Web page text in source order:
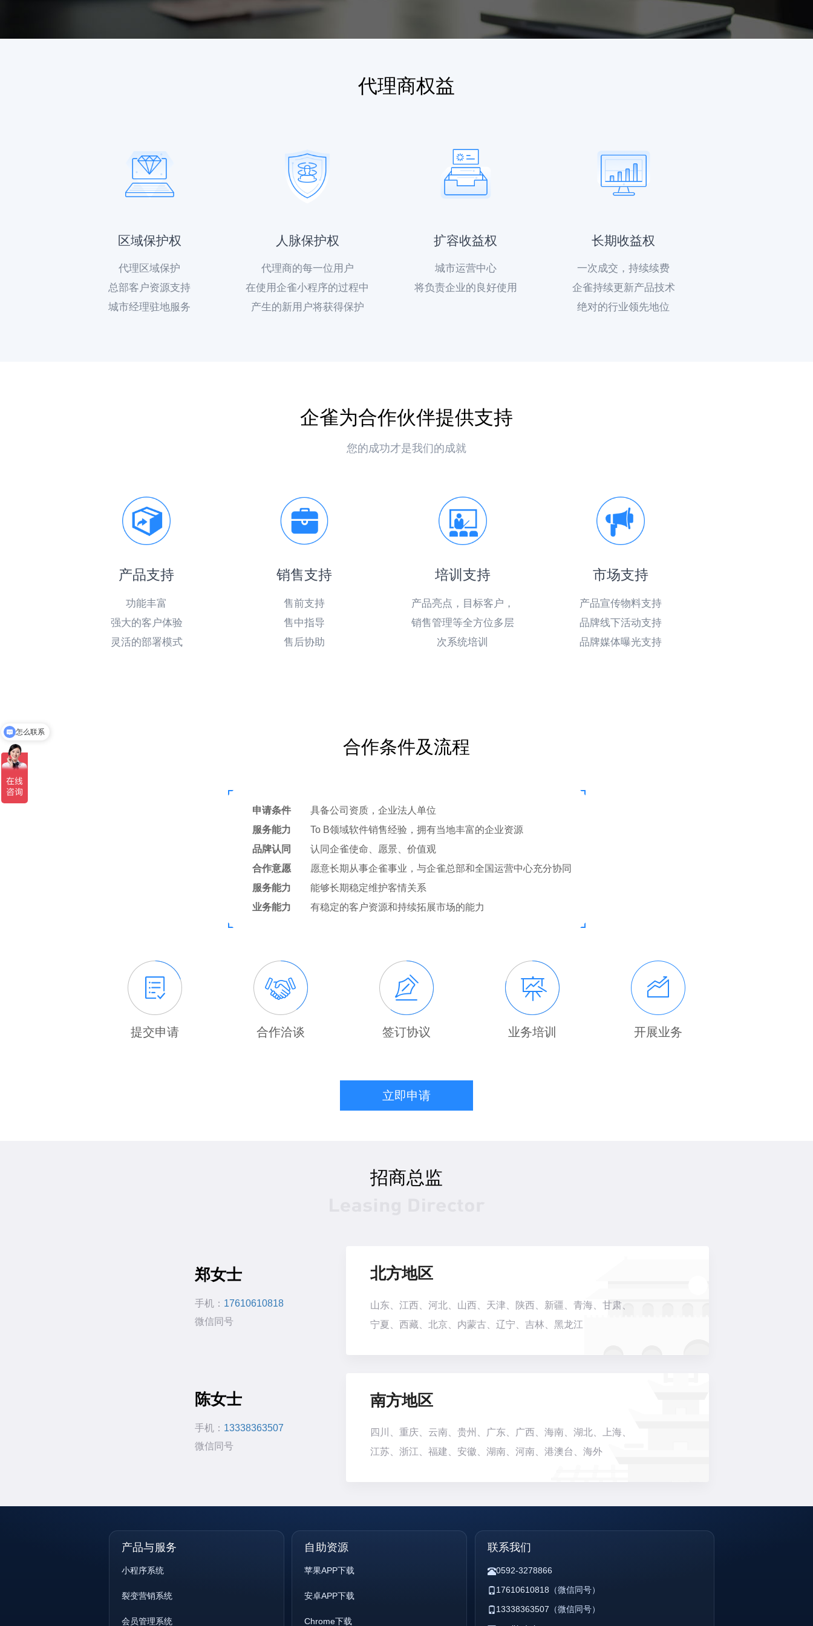
代理商权益
区域保护权
代理区域保护
总部客户资源支持
城市经理驻地服务
人脉保护权
代理商的每一位用户
在使用企雀小程序的过程中
产生的新用户将获得保护
扩容收益权
城市运营中心
将负责企业的良好使用
长期收益权
一次成交，持续续费
企雀持续更新产品技术
绝对的行业领先地位
企雀为合作伙伴提供支持
您的成功才是我们的成就
产品支持
功能丰富
强大的客户体验
灵活的部署模式
销售支持
售前支持
售中指导
售后协助
培训支持
产品亮点，目标客户，
销售管理等全方位多层
次系统培训
市场支持
产品宣传物料支持
品牌线下活动支持
品牌媒体曝光支持
合作条件及流程
申请条件
具备公司资质，企业法人单位
服务能力
To B领域软件销售经验，拥有当地丰富的企业资源
品牌认同
认同企雀使命、愿景、价值观
合作意愿
愿意长期从事企雀事业，与企雀总部和全国运营中心充分协同
服务能力
能够长期稳定维护客情关系
业务能力
有稳定的客户资源和持续拓展市场的能力
提交申请 合作洽谈 签订协议 业务培训 开展业务
立即申请
招商总监
郑女士
手机： 17610610818
微信同号
陈女士
手机： 13338363507
微信同号
北方地区
山东、江西、河北、山西、天津、陕西、新疆、青海、甘肃、
宁夏、西藏、北京、内蒙古、辽宁、吉林、黑龙江
南方地区
四川、重庆、云南、贵州、广东、广西、海南、湖北、上海、
江苏、浙江、福建、安徽、湖南、河南、港澳台、海外
产品与服务
小程序系统
裂变营销系统
会员管理系统
自助资源
苹果APP下载
安卓APP下载
Chrome下载
联系我们
0592-3278866
17610610818 （微信同号）
13338363507 （微信同号）
发送资料